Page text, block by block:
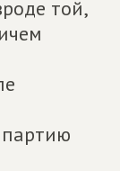
той,
партию